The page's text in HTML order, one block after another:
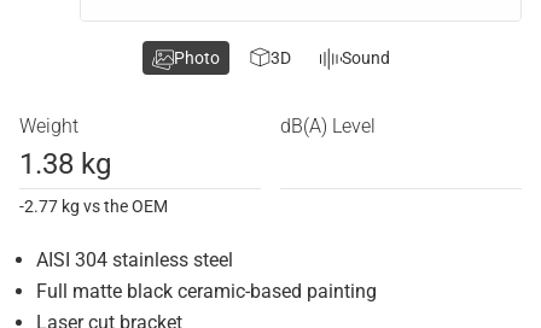
Weight
1.38 kg
-2.77 kg vs the OEM
dB(A) Level
AISI 304 stainless steel
Full matte black ceramic-based painting
Laser cut bracket
Photo 3D Sound